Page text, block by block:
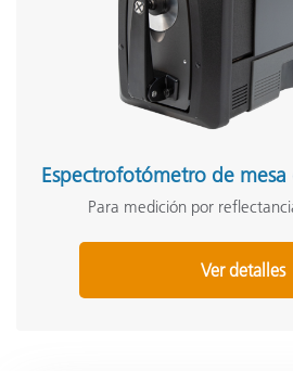
Espectrofotómetro de
Para medición por
Ver detalles